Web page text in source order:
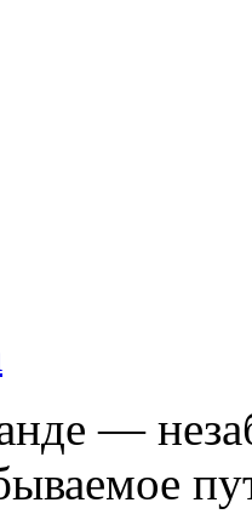
—